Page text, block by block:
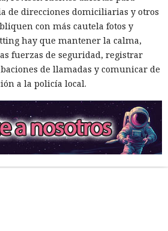
de direcciones domiciliarias y otros
con más cautela fotos y
hay que mantener la calma,
fuerzas de seguridad, registrar
de llamadas y comunicar de
a la policía local.